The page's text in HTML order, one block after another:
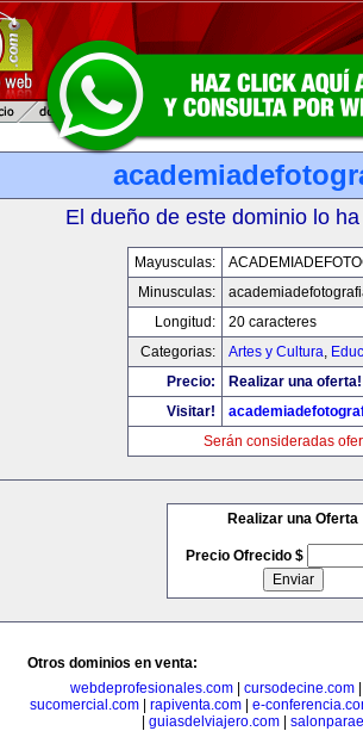
El dueño de este dominio lo
Mayusculas:
Minusculas:
Longitud:
20 caracteres
Categorias:
Artes y Cultura,
Precio:
Realizar una oferta!
Visitar!
Serán consideradas
Realizar una Oferta
Precio Ofrecido $
Otros dominios en venta:
webdeprofesionales.com| cursodecine.com
sucomercial.com
rapiventa.com
e-
guiasdelviajero.com|